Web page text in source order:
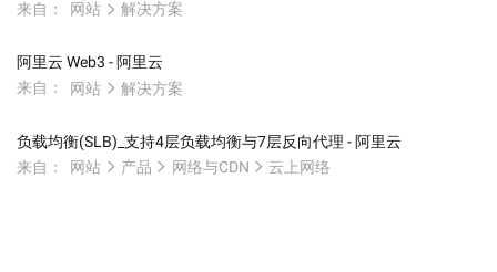
来自：
网站 解决方案
阿里云 Web3 - 阿里云
来自：
网站 解决方案
负载均衡(SLB)_支持4层负载均衡与7层反向代理 - 阿里云
来自：
网站 产品 网络与CDN 云上网络